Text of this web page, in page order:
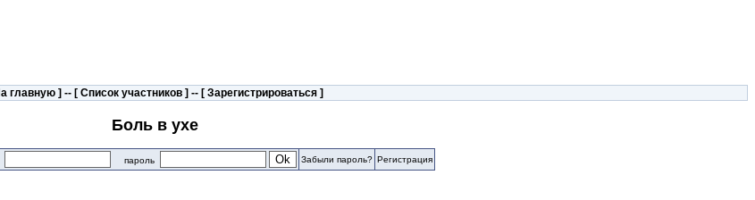
главную] -- [ Список участников] -- [ Зарегистрироваться]
Боль в ухе
пароль Забыли пароль? Регистрация